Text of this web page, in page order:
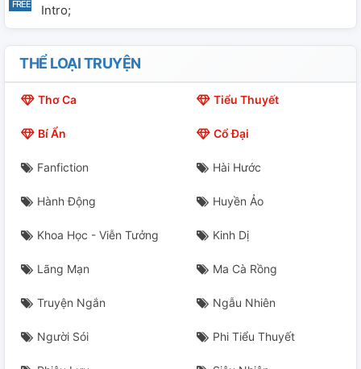
Intro;
THỂ LOẠI TRUYỆN
Thơ Ca Tiểu Thuyết
Bí Ẩn Cổ Đại
Fanfiction Hài Hước
Hành Động Huyền Ảo
Khoa Học - Viễn Tưởng Kinh Dị
Lãng Mạn Ma Cà Rồng
Truyện Ngắn Ngẫu Nhiên
Người Sói Phi Tiểu Thuyết